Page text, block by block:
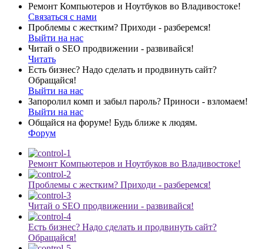
Ремонт Компьютеров и Ноутбуков во Владивостоке!
Связаться с нами
Проблемы с жестким? Приходи - разберемся!
Выйти на нас
Читай о SEO продвижении - развивайся!
Читать
Есть бизнес? Надо сделать и продвинуть сайт?
Обращайся!
Выйти на нас
Запоролил комп и забыл пароль? Приноси - взломаем!
Выйти на нас
Общайся на форуме! Будь ближе к людям.
Форум
Ремонт Компьютеров и Ноутбуков во Владивостоке!
Проблемы с жестким? Приходи - разберемся!
Читай о SEO продвижении - развивайся!
Есть бизнес? Надо сделать и продвинуть сайт?
Обращайся!